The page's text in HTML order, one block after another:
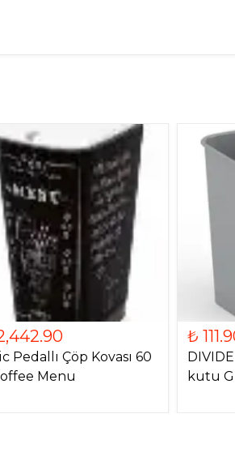
Pedallı Çöp Kovası 60
Menu
₺
kutu